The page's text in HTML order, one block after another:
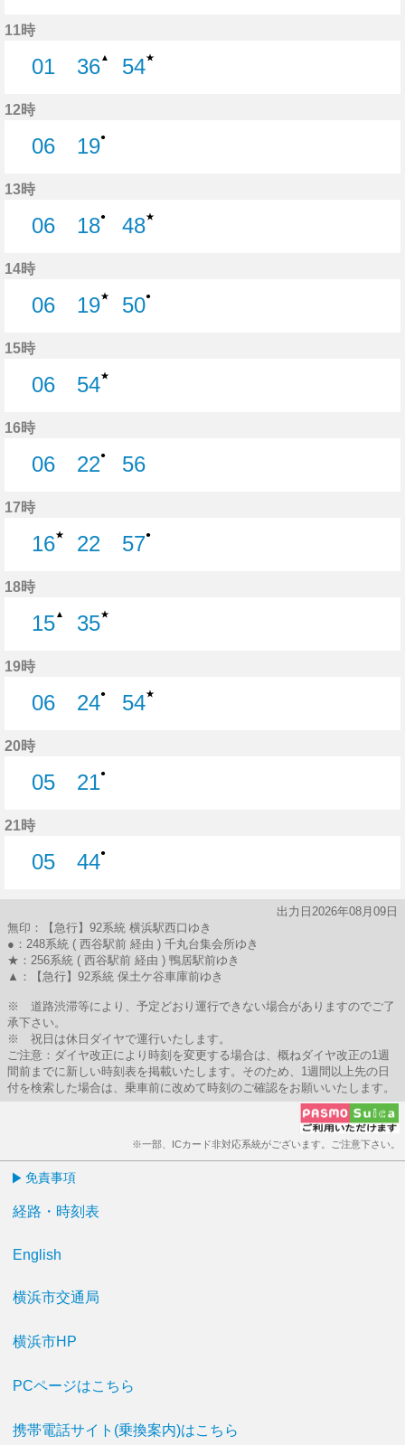
11時
01
36▲
54★
12時
06
19●
13時
06
18●
48★
14時
06
19★
50●
15時
06
54★
16時
06
22●
56
17時
16★
22
57●
18時
15▲
35★
19時
06
24●
54★
20時
05
21●
21時
05
44●
出力日2026年08月09日
無印：【急行】92系統 横浜駅西口ゆき
●：248系統 ( 西谷駅前 経由 ) 千丸台集会所ゆき
★：256系統 ( 西谷駅前 経由 ) 鴨居駅前ゆき
▲：【急行】92系統 保土ケ谷車庫前ゆき
※ 道路渋滞等により、予定どおり運行できない場合がありますのでご了
承下さい。
※ 祝日は休日ダイヤで運行いたします。
ご注意：ダイヤ改正により時刻を変更する場合は、概ねダイヤ改正の1週
間前までに新しい時刻表を掲載いたします。そのため、1週間以上先の日
付を検索した場合は、乗車前に改めて時刻のご確認をお願いいたします。
※一部、ICカード非対応系統がございます。ご注意下さい。
免責事項
経路・時刻表
English
横浜市交通局
横浜市HP
PCページはこちら
携帯電話サイト(乗換案内)はこちら